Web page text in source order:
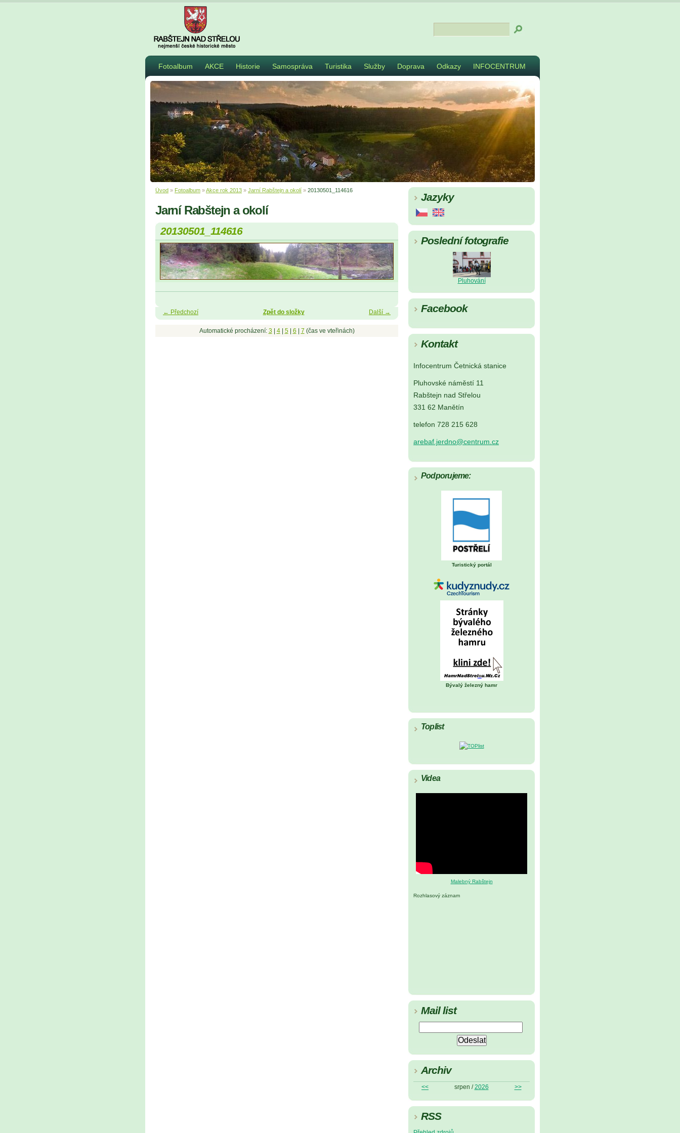
Fotoalbum AKCE Historie Samospráva Turistika Služby Doprava Odkazy INFOCENTRUM
Jazyky
Poslední fotografie
Pluhování
Facebook
Kontakt
Infocentrum Četnická stanice
Pluhovské náměstí 11
Rabštejn nad Střelou
331 62 Manětín
telefon 728 215 628
arebaf.jerdno@centrum.cz
Podporujeme:
Turistický portál
Bývalý železný hamr
Toplist
Videa
Malebný Rabštejn
Rozhlasový záznam
Mail list
Archiv
<< srpen /2026 >>
RSS
Úvod » Fotoalbum »Akce rok 2013 » Jarní Rabštejn a okolí » 20130501_114616
Jarní Rabštejn a okolí
20130501_114616
← Předchozí Další →
Zpět do složky
Automatické procházení: 3 4| 5| 6 7 (čas ve vteřinách)